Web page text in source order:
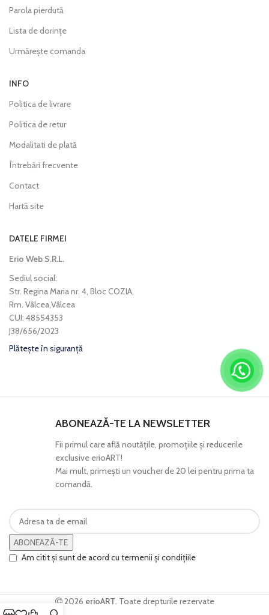
Parola pierdută
Lista de dorințe
Urmărește comanda
INFO
Politica de livrare
Politica de retur
Modalitati de plată
Întrebări frecvente
Contact
Hartă site
DATELE FIRMEI
Erio Web S.R.L.
Sediul social:
Str. Regina Maria nr. 4, Bloc COZIA,
Rm. Vâlcea,Vâlcea
CUI: 48554353
J38/656/2023
Plătește în siguranță
ABONEAZĂ-TE LA NEWSLETTER
Fii primul care află noutăţile, promoţiile şi reducerile
exclusive erioART!
Mai mult, primeşti un voucher de 20 lei pentru prima ta
comandă.
ABONEAZĂ-TE
Am citit și sunt de acord cu termenii și condițiile
2026 erioART. Toate drepturile rezervate